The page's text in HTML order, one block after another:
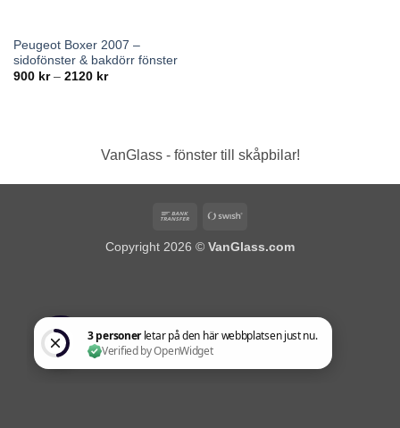
Peugeot Boxer 2007 –
sidofönster & bakdörr fönster
900 kr – 2120 krPrisintervall:
VanGlass - fönster till skåpbilar!
Bank
Copyright 2026 © VanGlass.com